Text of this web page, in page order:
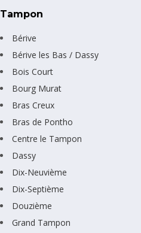
Tampon
Bérive
Bérive les Bas / Dassy
Bois Court
Bourg Murat
Bras Creux
Bras de Pontho
Centre le Tampon
Dassy
Dix-Neuvième
Dix-Septième
Douzième
Grand Tampon